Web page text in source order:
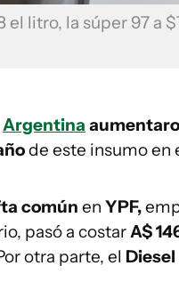
litro, la súper 97 a
Argentina
de este insumo en
común en YPF,
pasó a costarA$
otra parte, el